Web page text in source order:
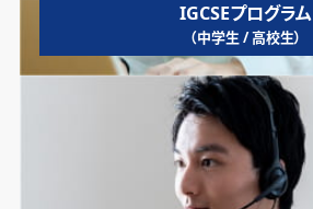
IGCSEプログラム
（中学生 / 高校生）